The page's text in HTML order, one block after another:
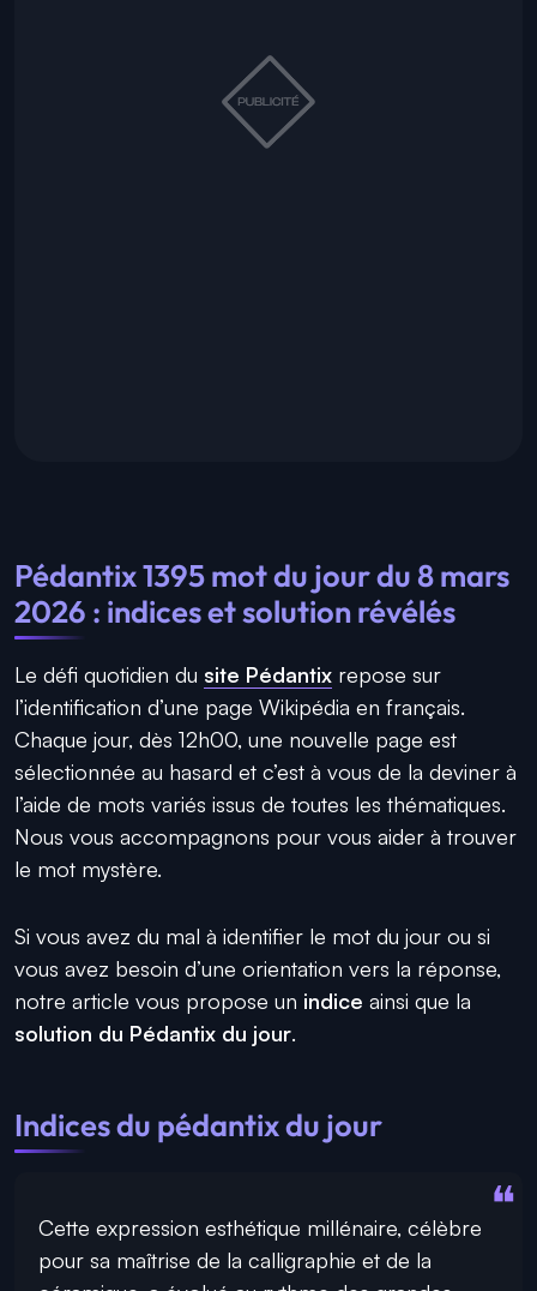
Pédantix 1395 mot du jour du 8 mars
2026 : indices et solution révélés
Le défi quotidien du site Pédantix repose sur
l’identification d’une page Wikipédia en français.
Chaque jour, dès 12h00, une nouvelle page est
sélectionnée au hasard et c’est à vous de la deviner à
l’aide de mots variés issus de toutes les thématiques.
Nous vous accompagnons pour vous aider à trouver
le mot mystère.
Si vous avez du mal à identifier le mot du jour ou si
vous avez besoin d’une orientation vers la réponse,
notre article vous propose un indice ainsi que la
solution du Pédantix du jour.
Indices du pédantix du jour
Cette expression esthétique millénaire, célèbre
pour sa maîtrise de la calligraphie et de la